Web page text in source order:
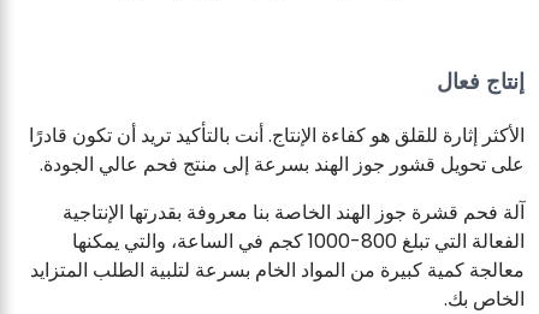
إنتاج فعال
الأكثر إثارة للقلق هو كفاءة الإنتاج. أنت بالتأكيد تريد أن تكون قادرًا
على تحويل قشور جوز الهند بسرعة إلى منتج فحم عالي الجودة.
آلة فحم قشرة جوز الهند الخاصة بنا معروفة بقدرتها الإنتاجية
الفعالة التي تبلغ 800-1000 كجم في الساعة، والتي يمكنها
معالجة كمية كبيرة من المواد الخام بسرعة لتلبية الطلب المتزايد
الخاص بك.